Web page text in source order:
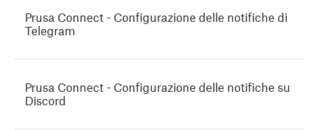
Prusa Connect - Configurazione delle notifiche di
Telegram
Prusa Connect - Configurazione delle notifiche su
Discord